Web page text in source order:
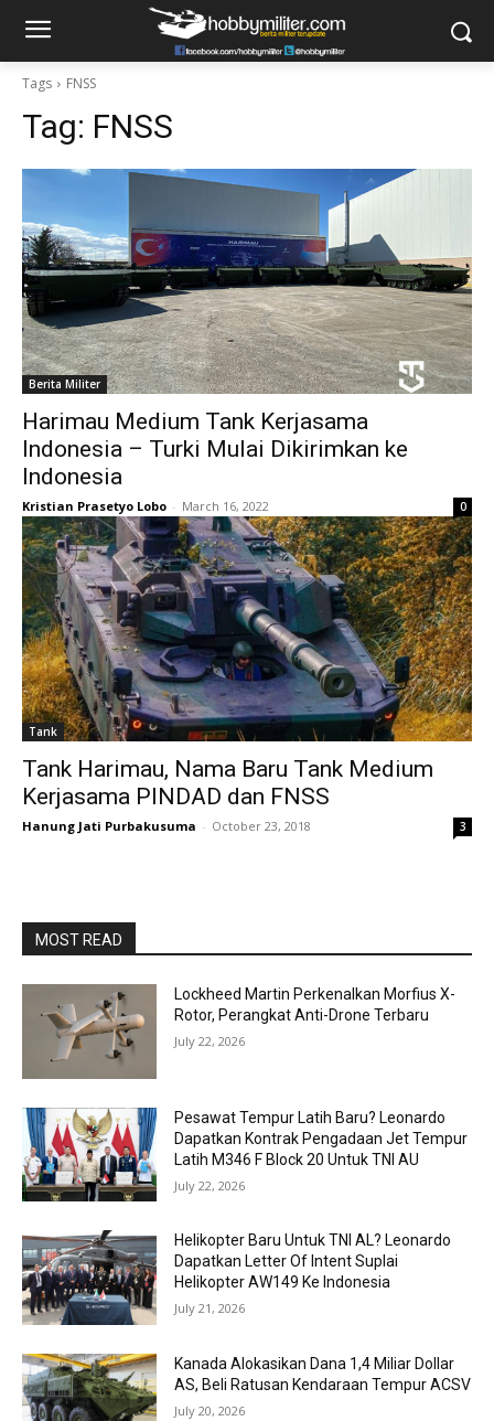
Tags FNSS
Tag: FNSS
Berita Militer
Harimau Medium Tank Kerjasama
Indonesia – Turki Mulai Dikirimkan ke
Indonesia
Kristian Prasetyo Lobo - March 16, 2022 0
Tank
Tank Harimau, Nama Baru Tank Medium
Kerjasama PINDAD dan FNSS
Hanung Jati Purbakusuma - October 23, 2018 3
MOST READ
Lockheed Martin Perkenalkan Morfius X-
Rotor, Perangkat Anti-Drone Terbaru
July 22, 2026
Pesawat Tempur Latih Baru? Leonardo
Dapatkan Kontrak Pengadaan Jet Tempur
Latih M346 F Block 20 Untuk TNI AU
July 22, 2026
Helikopter Baru Untuk TNI AL? Leonardo
Dapatkan Letter Of Intent Suplai
Helikopter AW149 Ke Indonesia
July 21, 2026
Kanada Alokasikan Dana 1,4 Miliar Dollar
AS, Beli Ratusan Kendaraan Tempur ACSV
July 20, 2026